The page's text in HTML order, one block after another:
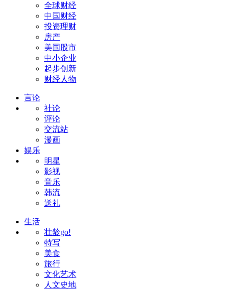
全球财经
中国财经
投资理财
房产
美国股市
中小企业
起步创新
财经人物
言论
社论
评论
交流站
漫画
娱乐
明星
影视
音乐
韩流
送礼
生活
壮龄go!
特写
美食
旅行
文化艺术
人文史地